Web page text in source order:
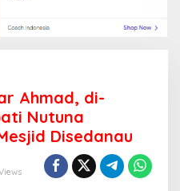
Ahmad, di-
Nutuna
Disedanau